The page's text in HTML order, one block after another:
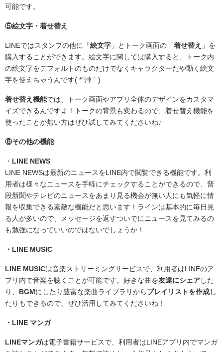
可能です。
⑤絵文字・着せ替え
LINEではスタンプの他に「絵文字 」とトーク画面の「着せ替え 」を
購入することができます。絵文字に関しては購入すると、トーク内
の絵文字をデフォルトのものだけでなくキャラクターだや動く絵文
字を使えちゃうんです( *´艸｀)
着せ替え機能では、トーク画面やアプリ全体のデザインをカスタマ
イズできるんですよ！トークの背景も変わるので、着せ替え機能を
使ったことが無い方はぜひ試してみてくださいね♪
⑥その他の機能
・ LINE NEWS
LINE NEWSは最新のニュースをLINE内で閲覧できる機能です。利
用者は様々なニュースを手軽にチェックすることができるので、普
段新聞やテレビのニュースをあまり見る機会が無い人にも気軽に情
報を収集できる素敵な機能だと思います！ラインは基本的に毎日見
る人が多いので、メッセージを返すついでにニュースを見てみるの
も勉強になっていいのではないでしょうか！
・LINE MUSIC
LINE MUSICは音楽ストリーミングサービスで、利用者はLINEのア
プリ内で音楽を聴くことが可能です。好きな曲を友達にシェアした
り、 BGMにしたり豊富な楽曲ライブラリからプレイリストを作成し
たりもできるので、ぜひ活用してみてくださいね！
・LINE マンガ
LINEマンガは電子書籍サービスで、利用者はLINEアプリ内でマンガ